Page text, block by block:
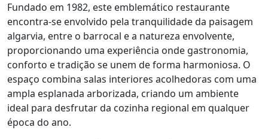
Fundado em 1982, este emblemático restaurante
encontra-se envolvido pela tranquilidade da paisagem
algarvia, entre o barrocal e a natureza envolvente,
proporcionando uma experiência onde gastronomia,
conforto e tradição se unem de forma harmoniosa. O
espaço combina salas interiores acolhedoras com uma
ampla esplanada arborizada, criando um ambiente
ideal para desfrutar da cozinha regional em qualquer
época do ano.